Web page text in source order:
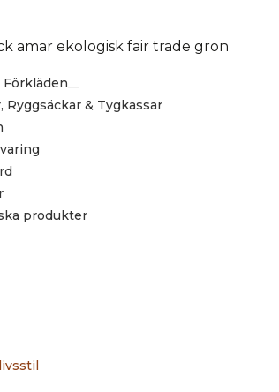
Förkläden
Ryggsäckar & Tygkassar
produkter